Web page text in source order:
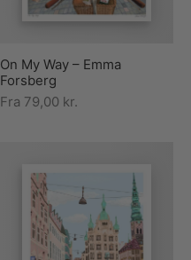
On My Way – Emma
Forsberg
Fra 79,00 kr.